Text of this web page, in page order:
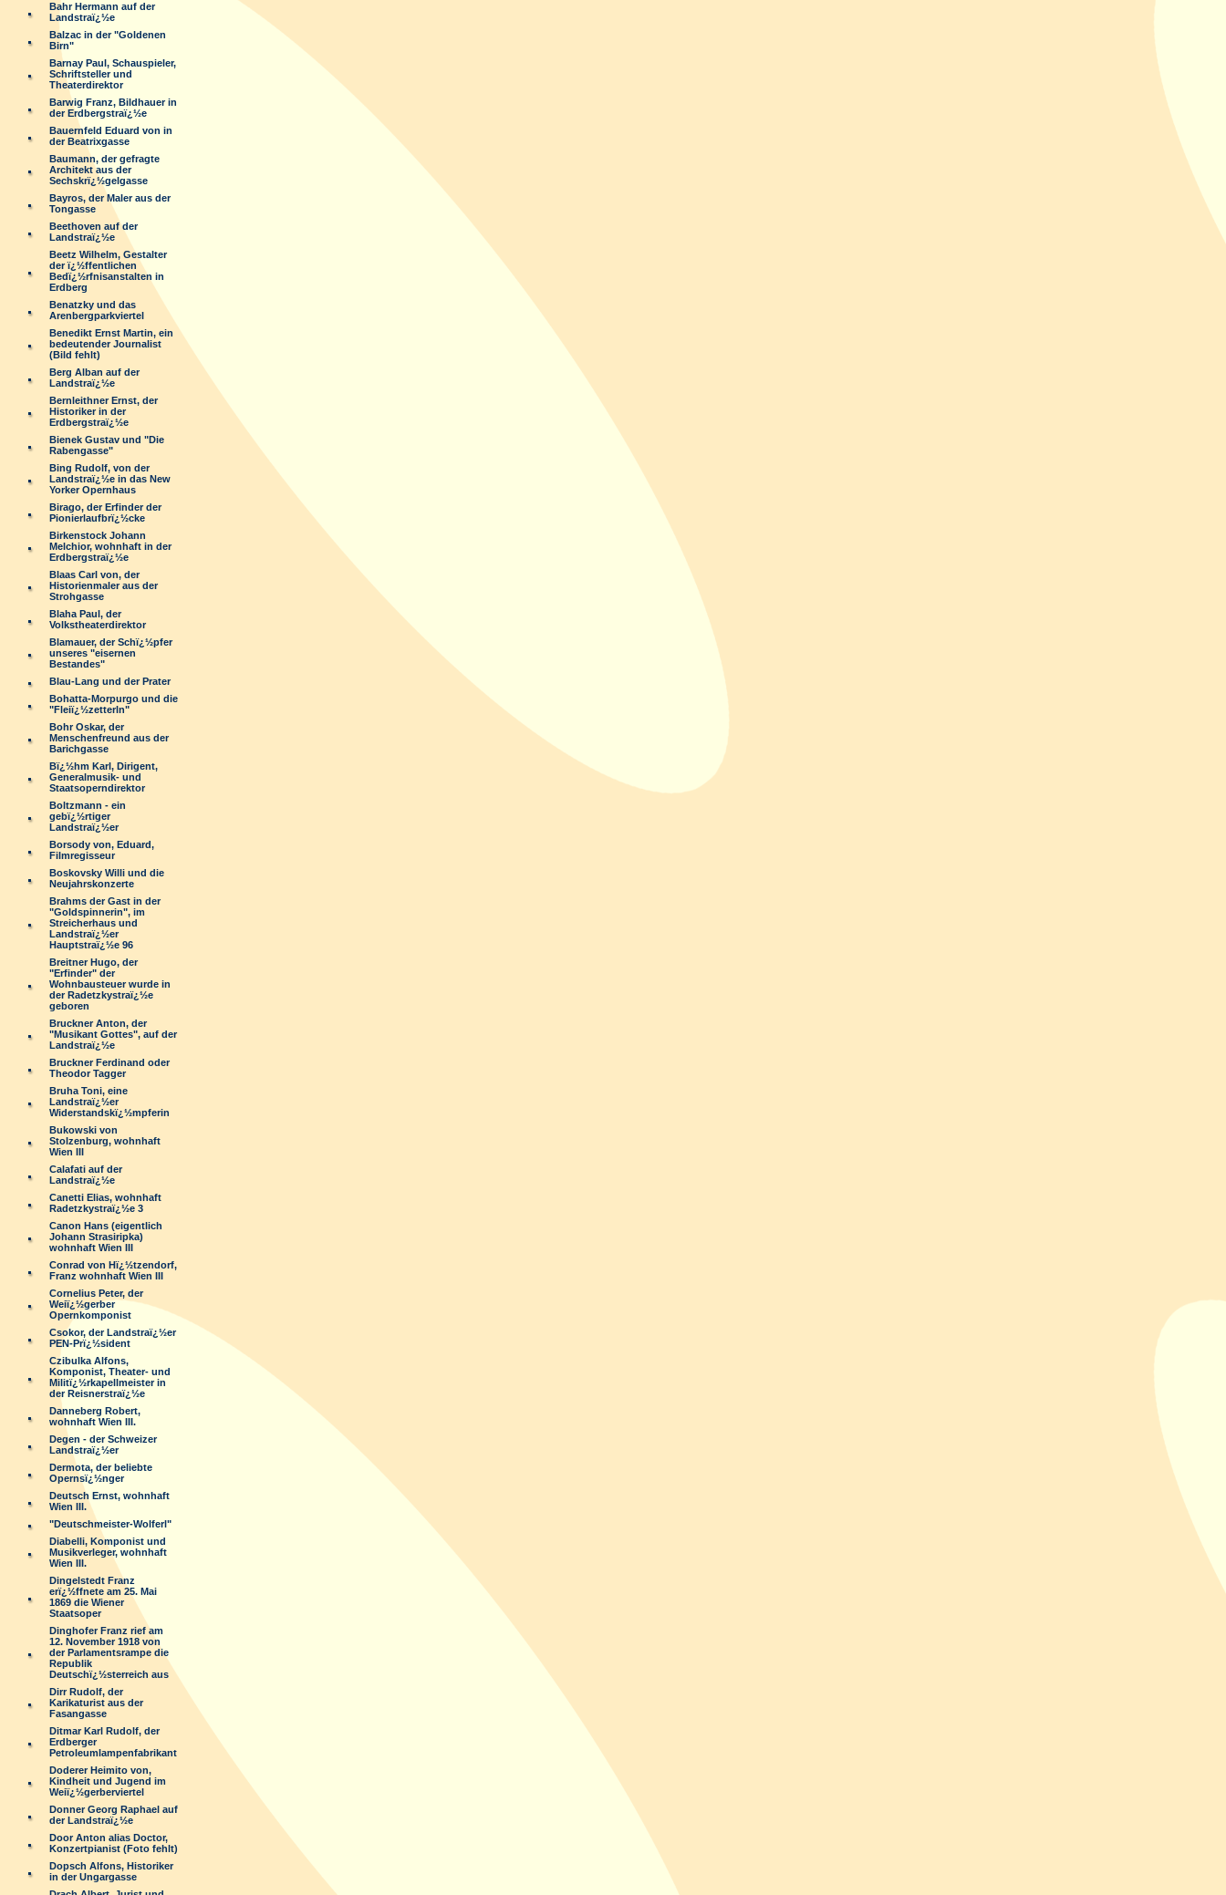
Bahr Hermann auf der
Landstraï¿½e
Balzac in der "Goldenen
Birn"
Barnay Paul, Schauspieler,
Schriftsteller und
Theaterdirektor
Barwig Franz, Bildhauer in
der Erdbergstraï¿½e
Bauernfeld Eduard von in
der Beatrixgasse
Baumann, der gefragte
Architekt aus der
Sechskrï¿½gelgasse
Bayros, der Maler aus der
Tongasse
Beethoven auf der
Landstraï¿½e
Beetz Wilhelm, Gestalter
der ï¿½ffentlichen
Bedï¿½rfnisanstalten in
Erdberg
Benatzky und das
Arenbergparkviertel
Benedikt Ernst Martin, ein
bedeutender Journalist
(Bild fehlt)
Berg Alban auf der
Landstraï¿½e
Bernleithner Ernst, der
Historiker in der
Erdbergstraï¿½e
Bienek Gustav und "Die
Rabengasse"
Bing Rudolf, von der
Landstraï¿½e in das New
Yorker Opernhaus
Birago, der Erfinder der
Pionierlaufbrï¿½cke
Birkenstock Johann
Melchior, wohnhaft in der
Erdbergstraï¿½e
Blaas Carl von, der
Historienmaler aus der
Strohgasse
Blaha Paul, der
Volkstheaterdirektor
Blamauer, der Schï¿½pfer
unseres "eisernen
Bestandes"
Blau-Lang und der Prater
Bohatta-Morpurgo und die
"Fleiï¿½zetterln"
Bohr Oskar, der
Menschenfreund aus der
Barichgasse
Bï¿½hm Karl, Dirigent,
Generalmusik- und
Staatsoperndirektor
Boltzmann - ein
gebï¿½rtiger
Landstraï¿½er
Borsody von, Eduard,
Filmregisseur
Boskovsky Willi und die
Neujahrskonzerte
Brahms der Gast in der
"Goldspinnerin", im
Streicherhaus und
Landstraï¿½er
Hauptstraï¿½e 96
Breitner Hugo, der
"Erfinder" der
Wohnbausteuer wurde in
der Radetzkystraï¿½e
geboren
Bruckner Anton, der
"Musikant Gottes", auf der
Landstraï¿½e
Bruckner Ferdinand oder
Theodor Tagger
Bruha Toni, eine
Landstraï¿½er
Widerstandskï¿½mpferin
Bukowski von
Stolzenburg, wohnhaft
Wien III
Calafati auf der
Landstraï¿½e
Canetti Elias, wohnhaft
Radetzkystraï¿½e 3
Canon Hans (eigentlich
Johann Strasiripka)
wohnhaft Wien III
Conrad von Hï¿½tzendorf,
Franz wohnhaft Wien III
Cornelius Peter, der
Weiï¿½gerber
Opernkomponist
Csokor, der Landstraï¿½er
PEN-Prï¿½sident
Czibulka Alfons,
Komponist, Theater- und
Militï¿½rkapellmeister in
der Reisnerstraï¿½e
Danneberg Robert,
wohnhaft Wien III.
Degen - der Schweizer
Landstraï¿½er
Dermota, der beliebte
Opernsï¿½nger
Deutsch Ernst, wohnhaft
Wien III.
"Deutschmeister-Wolferl"
Diabelli, Komponist und
Musikverleger, wohnhaft
Wien III.
Dingelstedt Franz
erï¿½ffnete am 25. Mai
1869 die Wiener
Staatsoper
Dinghofer Franz rief am
12. November 1918 von
der Parlamentsrampe die
Republik
Deutschï¿½sterreich aus
Dirr Rudolf, der
Karikaturist aus der
Fasangasse
Ditmar Karl Rudolf, der
Erdberger
Petroleumlampenfabrikant
Doderer Heimito von,
Kindheit und Jugend im
Weiï¿½gerberviertel
Donner Georg Raphael auf
der Landstraï¿½e
Door Anton alias Doctor,
Konzertpianist (Foto fehlt)
Dopsch Alfons, Historiker
in der Ungargasse